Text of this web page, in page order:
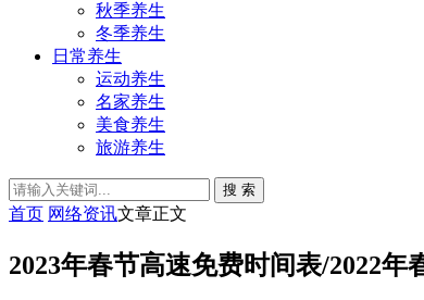
秋季养生
冬季养生
日常养生
运动养生
名家养生
美食养生
旅游养生
搜 索
首页 网络资讯文章正文
2023年春节高速免费时间表/2022年